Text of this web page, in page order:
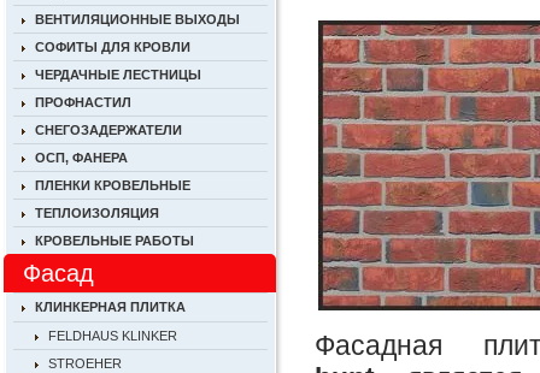
Фасадная
ВЕНТИЛЯЦИОННЫЕ ВЫХОДЫ
СОФИТЫ ДЛЯ КРОВЛИ
ЧЕРДАЧНЫЕ ЛЕСТНИЦЫ
ПРОФНАСТИЛ
СНЕГОЗАДЕРЖАТЕЛИ
ОСП, ФАНЕРА
ПЛЕНКИ КРОВЕЛЬНЫЕ
ТЕПЛОИЗОЛЯЦИЯ
КРОВЕЛЬНЫЕ РАБОТЫ
Фасад
КЛИНКЕРНАЯ ПЛИТКА
FELDHAUS KLINKER
STROEHER